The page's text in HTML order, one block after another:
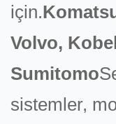
için.
Volvo,
Sumitomo
sistemler,